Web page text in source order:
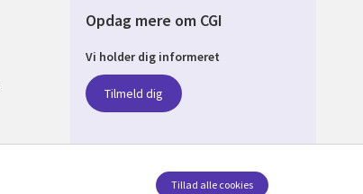
Opdag mere om CGI
Vi holder dig informeret
Tilmeld dig
Tillad alle cookies